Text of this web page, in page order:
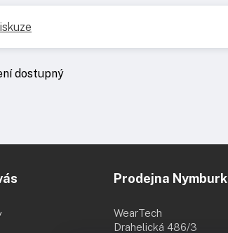
dostupný
Prodejna Nymburk
WearTech
Drahelická 486/3